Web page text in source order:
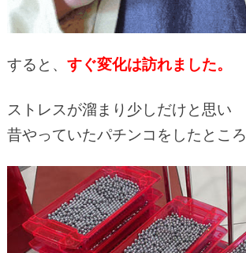
すると、 すぐ変化は訪れました。
ストレスが溜まり少しだけと思い
昔やっていたパチンコをしたとこ